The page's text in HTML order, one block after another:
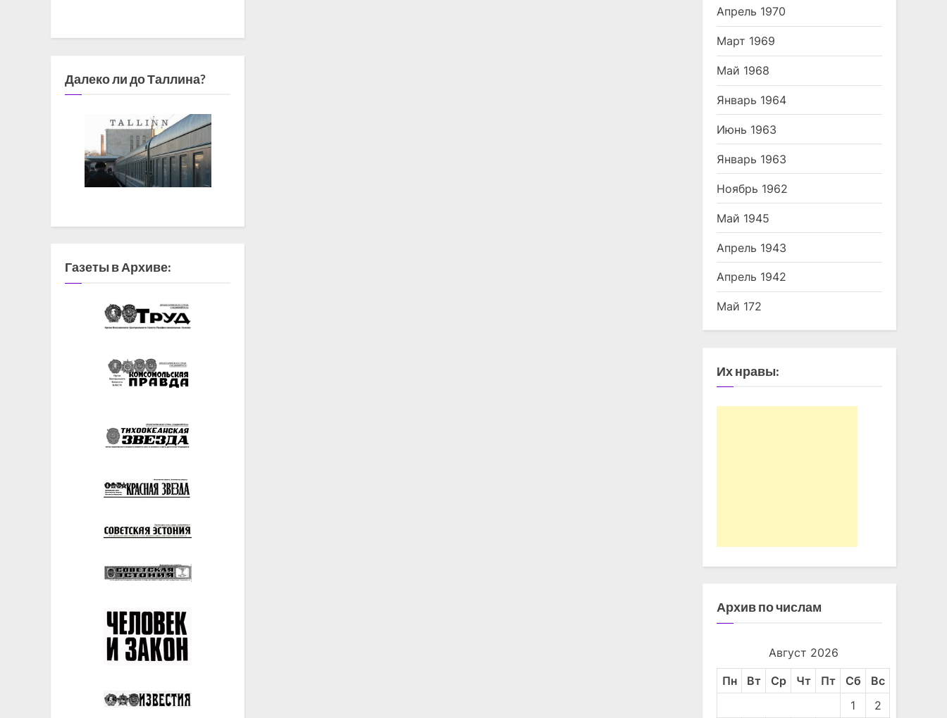
Далеко ли до Таллина?
Газеты в Архиве:
Апрель 1970
Март 1969
Май 1968
Январь 1964
Июнь 1963
Январь 1963
Ноябрь 1962
Май 1945
Апрель 1943
Апрель 1942
Май 172
Их нравы:
Архив по числам
Август 2026
Пн Вт Ср Чт Пт Сб
Вс
1
2